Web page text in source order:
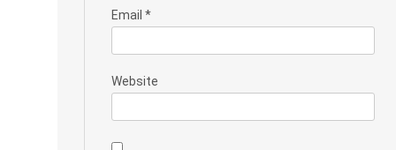
Email *
Website